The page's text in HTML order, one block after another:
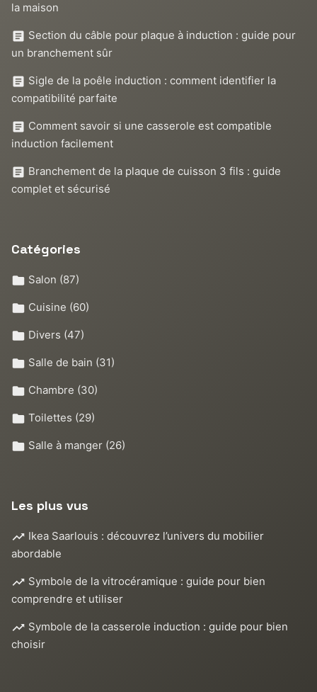
la maison
Section du câble pour plaque à induction : guide pour
un branchement sûr
Sigle de la poêle induction : comment identifier la
compatibilité parfaite
Comment savoir si une casserole est compatible
induction facilement
Branchement de la plaque de cuisson 3 fils : guide
complet et sécurisé
Catégories
Salon (87)
Cuisine (60)
Divers (47)
Salle de bain (31)
Chambre (30)
Toilettes (29)
Salle à manger (26)
Les plus vus
Ikea Saarlouis : découvrez l’univers du mobilier
abordable
Symbole de la vitrocéramique : guide pour bien
comprendre et utiliser
Symbole de la casserole induction : guide pour bien
choisir